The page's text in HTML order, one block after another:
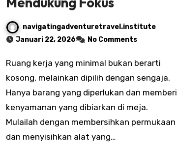
navigatingadventuretravel.institute
Januari 22, 2026
No Comments
Ruang kerja yang minimal bukan berarti
kosong, melainkan dipilih dengan sengaja.
Hanya barang yang diperlukan dan memberi
kenyamanan yang dibiarkan di meja.
Mulailah dengan membersihkan permukaan
dan menyisihkan alat yang…